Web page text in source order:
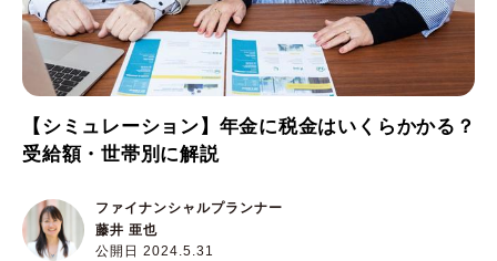
【シミュレーション】年金に税金はいくらかかる？
受給額・世帯別に解説
公開日 2024.5.31
ファイナンシャルプランナー
藤井 亜也